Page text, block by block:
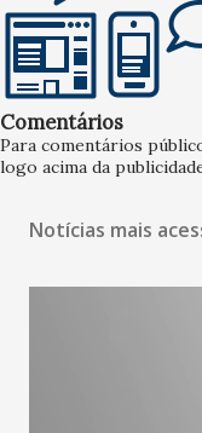
Comentários
Para comentários
logo acima da
Notícias mais